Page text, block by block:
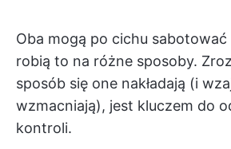
Oba mogą po cichu
robią to na różne sposoby.
sposób się one nakładają (i
wzmacniają), jest kluczem do
kontroli.